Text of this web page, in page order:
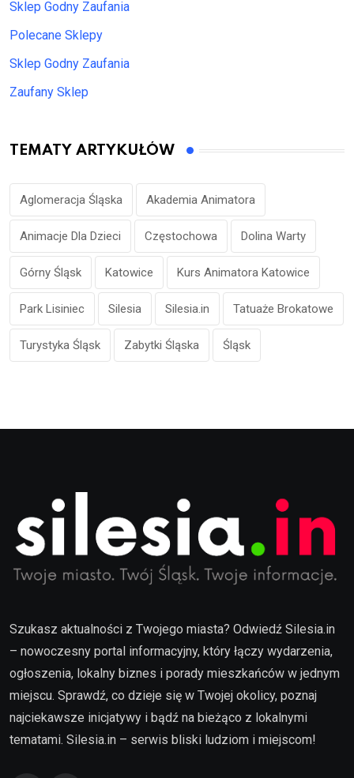
Sklep Godny Zaufania
Polecane Sklepy
Sklep Godny Zaufania
Zaufany Sklep
TEMATY ARTYKUŁÓW
Aglomeracja Śląska Akademia Animatora
Animacje Dla Dzieci Częstochowa Dolina Warty
Górny Śląsk Katowice Kurs Animatora Katowice
Park Lisiniec Silesia Silesia.in Tatuaże Brokatowe
Turystyka Śląsk Zabytki Śląska Śląsk
Szukasz aktualności z Twojego miasta? Odwiedź Silesia.in
– nowoczesny portal informacyjny, który łączy wydarzenia,
ogłoszenia, lokalny biznes i porady mieszkańców w jednym
miejscu. Sprawdź, co dzieje się w Twojej okolicy, poznaj
najciekawsze inicjatywy i bądź na bieżąco z lokalnymi
tematami. Silesia.in – serwis bliski ludziom i miejscom!